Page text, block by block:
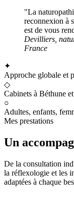
"La
reconnexion à
est de vous
Devilliers,
France
✦
Approche globale et
◇
Cabinets à Béthune
○
Adultes, enfants,
Mes prestations
Un
De la consultation
la réflexologie et les
adaptées à chaque